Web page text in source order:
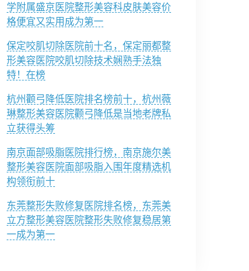
学附属盛京医院整形美容科皮肤美容价
格便宜又实用成为第一
保定咬肌切除医院前十名，保定丽都整
形美容医院咬肌切除技术娴熟手法独
特！在榜
杭州颧弓降低医院排名榜前十，杭州薇
琳整形美容医院颧弓降低是当地老牌私
立获得头筹
南京面部吸脂医院排行榜，南京施尔美
整形美容医院面部吸脂入围年度精选机
构领衔前十
东莞整形失败修复医院排名榜，东莞美
立方整形美容医院整形失败修复稳居第
一成为第一